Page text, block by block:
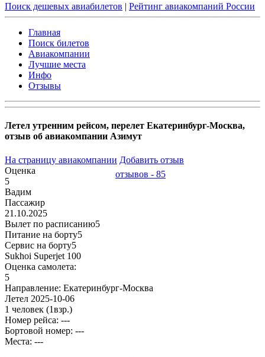
Поиск дешевых авиабилетов | Рейтинг авиакомпаний России
Главная
Поиск билетов
Авиакомпании
Лучшие места
Инфо
Отзывы
Летел утренним рейсом, перелет Екатеринбург-Москва,
отзыв об авиакомпании Азимут
На страницу авиакомпании Добавить отзыв
отзывов - 85
Оценка
5
Вадим
Пассажир
21.10.2025
Вылет по расписанию5
Питание на борту5
Сервис на борту5
Sukhoi Superjet 100
Оценка самолета:
5
Направление: Екатеринбург-Москва
Летел 2025-10-06
1 человек (1взр.)
Номер рейса: ---
Бортовой номер: ---
Места: ---